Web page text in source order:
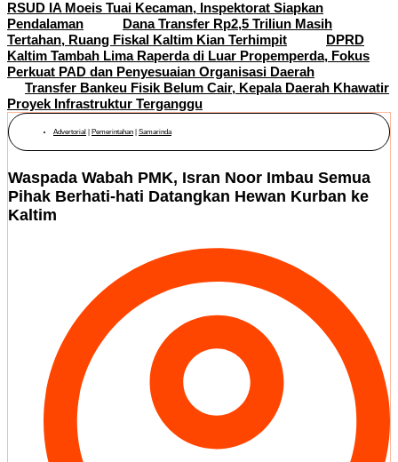
RSUD IA Moeis Tuai Kecaman, Inspektorat Siapkan
Pendalaman
Dana Transfer Rp2,5 Triliun Masih
Tertahan, Ruang Fiskal Kaltim Kian Terhimpit
DPRD
Kaltim Tambah Lima Raperda di Luar Propemperda, Fokus
Perkuat PAD dan Penyesuaian Organisasi Daerah
Transfer Bankeu Fisik Belum Cair, Kepala Daerah Khawatir
Proyek Infrastruktur Terganggu
Advertorial Pemerintahan Samarinda
Waspada Wabah PMK, Isran Noor Imbau Semua
Pihak Berhati-hati Datangkan Hewan Kurban ke
Kaltim